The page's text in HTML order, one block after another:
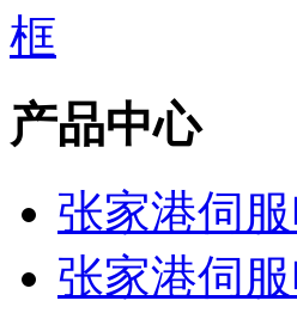
框
产品中心
张家港伺
张家港伺